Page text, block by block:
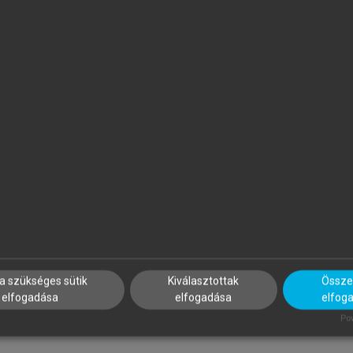
szükséges sütik
elfogadása
Kiválasztottak
elfogadása